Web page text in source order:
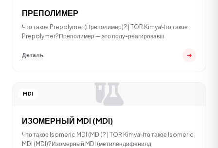
ПРЕПОЛИМЕР
Что такое Prepolymer (Преполимер)? | TOR KimyaЧто такое
Prepolymer?Преполимер — это полу-реагировавш
Деталь
MDI
ИЗОМЕРНЫЙ MDI (MDI)
Что такое Isomeric MDI (MDI)? | TOR KimyaЧто такое Isomeric
MDI (MDI)?Изомерный MDI (метилендифенилд